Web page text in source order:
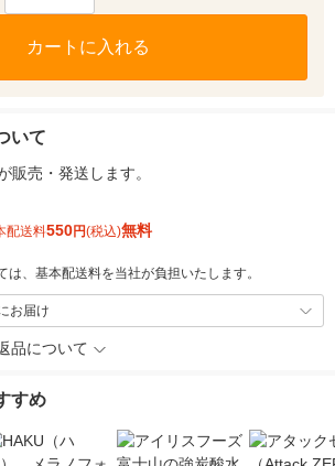
カートに入れる
いて
販売・発送します。
配送料550円(税込)無料
は、基本配送料を当社が負担いたします。
お届け
品について
すめ